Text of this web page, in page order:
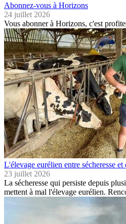
Abonnez-vous à Horizons
24 juillet 2026
Vous abonner à Horizons, c'est
L'élevage eurélien entre sécheresse et
23 juillet 2026
La sécheresse qui persiste depuis
mettent à mal l'élevage eurélien.